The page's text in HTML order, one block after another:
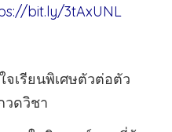
bit.ly/3tAxUNL
จเรียนพิเศษตัวต่อตัว
วดวิชา